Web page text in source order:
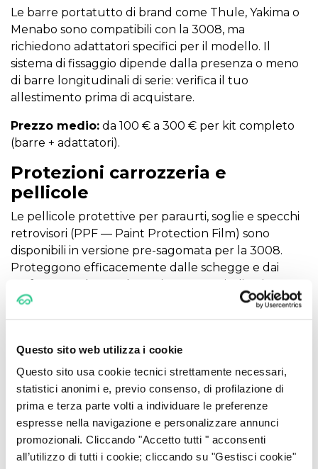
Questo sito web utilizza i cookie
Questo sito usa cookie tecnici strettamente necessari,
statistici anonimi e, previo consenso, di profilazione di
prima e terza parte volti a individuare le preferenze
espresse nella navigazione e personalizzare annunci
promozionali. Cliccando "Accetto tutti " acconsenti
all’utilizzo di tutti i cookie; cliccando su "Gestisci cookie"
Le barre portatutto di brand come Thule, Yakima o
Menabo sono compatibili con la 3008, ma
richiedono adattatori specifici per il modello. Il
sistema di fissaggio dipende dalla presenza o meno
di barre longitudinali di serie: verifica il tuo
allestimento prima di acquistare.
Prezzo medio: da 100 € a 300 € per kit completo
(barre + adattatori).
Protezioni carrozzeria e
pellicole
Le pellicole protettive per paraurti, soglie e specchi
retrovisori (PPF — Paint Protection Film) sono
disponibili in versione pre-sagomata per la 3008.
Proteggono efficacemente dalle schegge e dai
graffi senza alterare l'estetica. Prezzo indicativo:
30 € per kit paraurti
per
Sistemi di navigazione e
infotainment
Per le versioni più datate prive di Android Auto o
CarPlay, esistono head unit aftermarket compatibili
(Kenwood, Pioneer, Sony) che si integrano nello slot
originale della 3008. L'installazione richiede un kit di
adattamento specifico per Peugeot (quadro,